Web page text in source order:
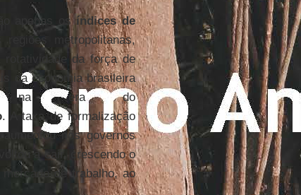
apenas osíndices de
metropolitanas,
da força de
da economia brasileira
na era do
. A taxa de formalização
nos governos
a cair, crescendo o
mercado de trabalho, ao